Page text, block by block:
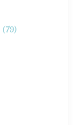
(79)